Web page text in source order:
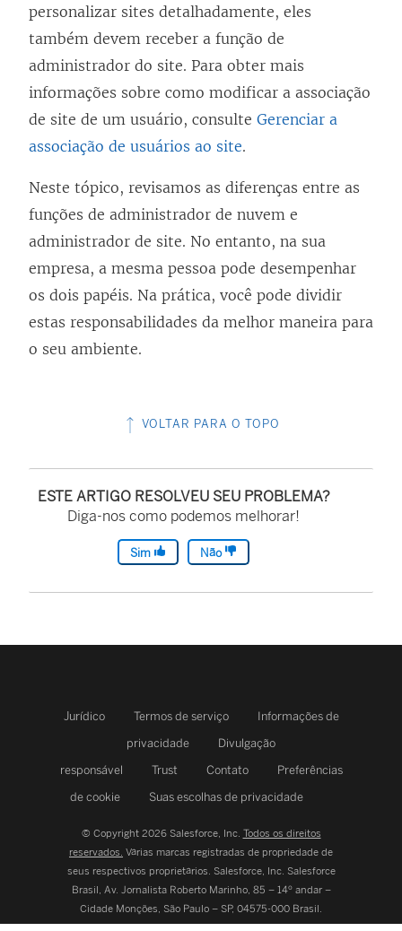
personalizar sites detalhadamente, eles
também devem receber a função de
administrador do site. Para obter mais
informações sobre como modificar a associação
de site de um usuário, consulte Gerenciar a
associação de usuários ao site.
Neste tópico, revisamos as diferenças entre as
funções de administrador de nuvem e
administrador de site. No entanto, na sua
empresa, a mesma pessoa pode desempenhar
os dois papéis. Na prática, você pode dividir
estas responsabilidades da melhor maneira para
o seu ambiente.
VOLTAR PARA O TOPO
ESTE ARTIGO RESOLVEU SEU PROBLEMA?
Diga-nos como podemos melhorar!
Sim Não
Jurídico Termos de serviço
Informações de
privacidade
Divulgação
responsável
Trust Contato
Preferências
de cookie
Suas escolhas de privacidade
© Copyright 2026 Salesforce, Inc. Todos os direitos
reservados. Várias marcas registradas de propriedade de
seus respectivos proprietários. Salesforce, Inc. Salesforce
Brasil, Av. Jornalista Roberto Marinho, 85 – 14º andar –
Cidade Monções, São Paulo – SP, 04575-000 Brasil.